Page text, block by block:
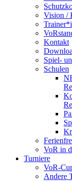
Vision /
Kontakt
Spiel-
Schulen
VoR in
Turniere
VoR-
Andere